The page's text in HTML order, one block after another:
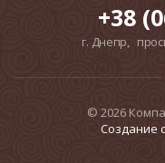
+38
г. Днепр,
© 2026
Cоздание